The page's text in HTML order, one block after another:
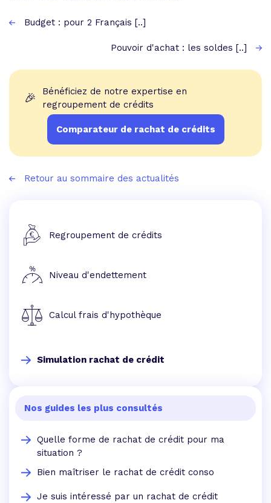
Budget : pour 2 Français [..]
Pouvoir d'achat : les soldes [..]
🎉
Bénéficiez de notre expertise en
regroupement de crédits
Comparateur de rachat de crédits
Retour au sommaire des actualités
Regroupement de crédits
Niveau d'endettement
Calcul frais d'hypothèque
Simulation rachat de crédit
Nos guides les plus consultés
Quelle forme de rachat de crédit pour ma
situation ?
Bien maîtriser le rachat de crédit conso
Je suis intéressé par un rachat de crédit